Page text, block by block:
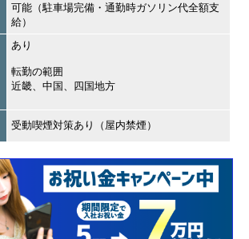
可能（駐車場完備・通勤時ガソリン代全額支
給）
あり
転勤の範囲
近畿、中国、四国地方
受動喫煙対策あり（屋内禁煙）